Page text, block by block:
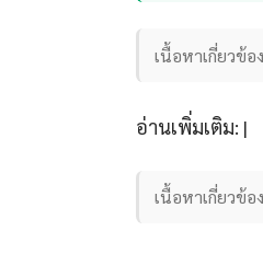
เนื้อหาเกี่ยวข้
อ่านเพิ่มเติม: |
เนื้อหาเกี่ยวข้